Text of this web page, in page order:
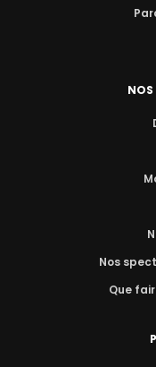
Nos
Que